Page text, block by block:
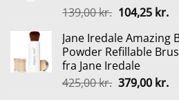
139,00kr. Den
pris
var:
139,00 kr..
104,25 kr.
Jane Iredale Amazing
Powder Refillable
fra Jane Iredale
425,00kr. Den
379,00 kr.